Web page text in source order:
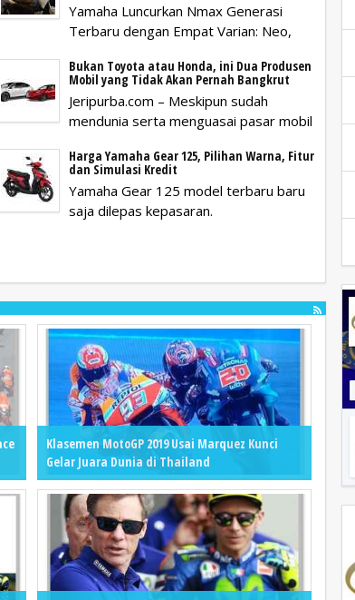
Yamaha Luncurkan Nmax Generasi
Terbaru dengan Empat Varian: Neo,
Bukan Toyota atau Honda, ini Dua Produsen
Mobil yang Tidak Akan Pernah Bangkrut
Jeripurba.com – Meskipun sudah
mendunia serta menguasai pasar mobil
Harga Yamaha Gear 125, Pilihan Warna, Fitur
dan Simulasi Kredit
Yamaha Gear 125 model terbaru baru
saja dilepas kepasaran.
Klasemen MotoGP 2019 Usai Marquez Kunci
Gelar Juara Dunia di Thailand